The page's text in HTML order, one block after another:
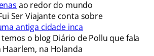
ao redor do mundo
Ser Viajante conta sobre
antiga cidade inca
o blog Diário de Pollu que fala
Haarlem, na Holanda